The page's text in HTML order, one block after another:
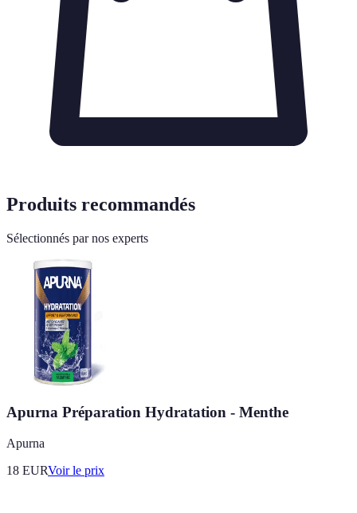
Produits recommandés
Sélectionnés par nos experts
Apurna Préparation Hydratation - Menthe
Apurna
18 EURVoir le prix